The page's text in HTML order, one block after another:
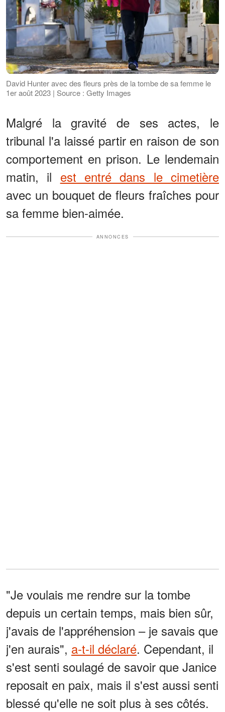
David Hunter avec des fleurs près de la tombe de sa femme le
1er août 2023 | Source : Getty Images
Malgré la gravité de ses actes, le
tribunal l'a laissé partir en raison de son
comportement en prison. Le lendemain
matin, il est entré dans le cimetière
avec un bouquet de fleurs fraîches pour
sa femme bien-aimée.
ANNONCES
"Je voulais me rendre sur la tombe
depuis un certain temps, mais bien sûr,
j'avais de l'appréhension – je savais que
j'en aurais", a-t-il déclaré. Cependant, il
s'est senti soulagé de savoir que Janice
reposait en paix, mais il s'est aussi senti
blessé qu'elle ne soit plus à ses côtés.